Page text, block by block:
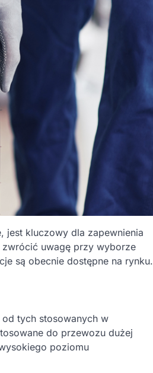
jest kluczowy dla zapewnienia
uwagę przy wyborze
są obecnie dostępne na rynku.
tych stosowanych w
do przewozu dużej
poziomu